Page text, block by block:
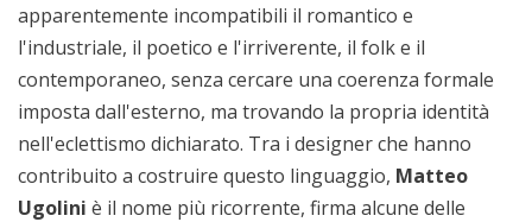
apparentemente incompatibili il romantico e
l'industriale, il poetico e l'irriverente, il folk e il
contemporaneo, senza cercare una coerenza formale
imposta dall'esterno, ma trovando la propria identità
nell'eclettismo dichiarato. Tra i designer che hanno
contribuito a costruire questo linguaggio, Matteo
Ugolini è il nome più ricorrente, firma alcune delle